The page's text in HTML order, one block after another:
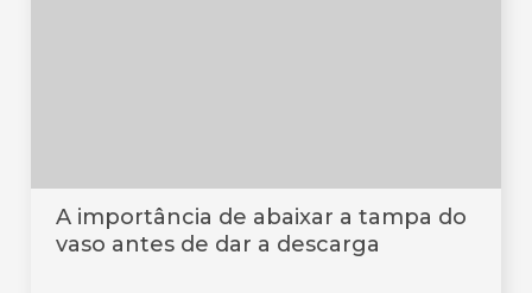
A importância de abaixar a tampa do
vaso antes de dar a descarga